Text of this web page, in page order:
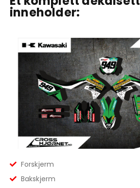
inneholder:
Forskjerm
Bakskjerm